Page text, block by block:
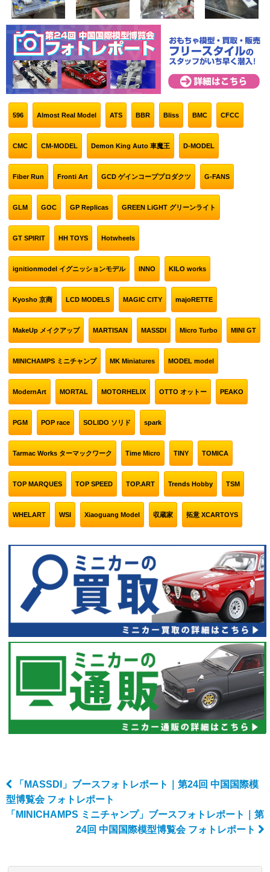
596 Almost Real Model ATS BBR Bliss BMC CFCC
CMC CM-MODEL Demon King Auto 車魔王 D-MODEL
Fiber Run Fronti Art GCD ゲインコーププロダクツ G-FANS
GLM GOC GP Replicas GREEN LiGHT グリーンライト
GT SPIRIT HH TOYS Hotwheels
ignitionmodel イグニッションモデル INNO KILO works
Kyosho 京商 LCD MODELS MAGIC CITY majoRETTE
MakeUp メイクアップ MARTISAN MASSDI Micro Turbo MINI GT
MINICHAMPS ミニチャンプ MK Miniatures MODEL model
ModernArt MORTAL MOTORHELIX OTTO オットー PEAKO
PGM POP race SOLIDO ソリド spark
Tarmac Works ターマックワーク Time Micro TINY TOMICA
TOP MARQUES TOP SPEED TOP.ART Trends Hobby TSM
WHELART WSI Xiaoguang Model 収蔵家 拓意 XCARTOYS
Post navigation
「MASSDI」ブースフォトレポート｜第24回 中国国際模
型博覧会 フォトレポート
「MINICHAMPS ミニチャンプ」ブースフォトレポート｜第
24回 中国国際模型博覧会 フォトレポート